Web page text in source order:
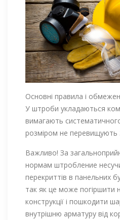
Основні правила і
У штроби укладаються
вимагають
розміром не перевищують
Важливо! За
нормам штробление
перекриттів в панельних
так як це може погіршити
конструкції і пошкодити
внутрішню арматуру від